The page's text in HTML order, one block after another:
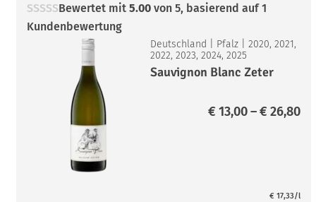
Bewertet mit 5.00von 5, basierend auf1
Kundenbewertung
Deutschland Pfalz| 2020, 2021,
2022, 2023, 2024, 2025
Sauvignon Blanc Zeter
€ 13,00–€ 26,80
€ 17,33/l